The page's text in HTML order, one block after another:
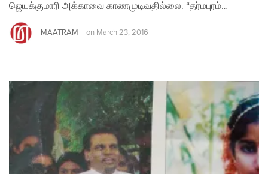
ஜெயக்குமாரி அக்காவை காணமுடிவதில்லை. “தர்மபுரம்…
MAATRAM on March 23, 2016